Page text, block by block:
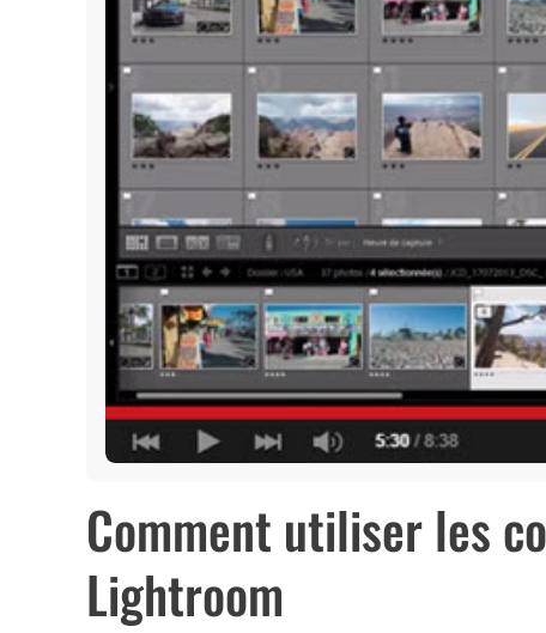
Comment utiliser les
Lightroom